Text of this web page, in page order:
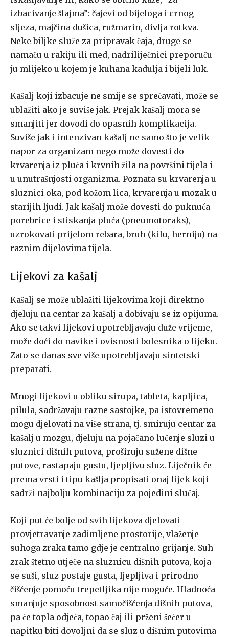
izbacivanje šlajma”: čajevi od bijeloga i crnog
sljeza, majčina dušica, ružmarin, divlja rotkva.
Neke biljke služe za pri­pravak čaja, druge se
namaču u rakiju ili med, nadriliječnici preporuču­
ju mlijeko u kojem je kuhana kadulja i bijeli luk.
Kašalj koji izbacuje ne smije se sprečavati, može se
ublažiti ako je suviše jak. Prejak kašalj mora se
smanjiti jer dovodi do opasnih kompli­kacija.
Suviše jak i intenzivan kašalj ne samo što je velik
napor za orga­nizam nego može dovesti do
krvarenja iz pluća i krvnih žila na površini tijela i
u unutrašnjosti organizma. Poznata su krvarenja u
sluznici oka, pod kožom lica, krvarenja u mozak u
starijih ljudi. Jak kašalj može do­vesti do puknuća
porebrice i stiskanja pluća (pneumotoraks),
uzrokovati prijelom rebara, bruh (kilu, herniju) na
raznim dijelovima tijela.
Lijekovi za kašalj
Kašalj se može ublažiti lijekovima koji direktno
djeluju na centar za kašalj a dobivaju se iz opijuma.
Ako se takvi lijekovi upotrebljavaju du­že vrijeme,
može doći do navike i ovisnosti bolesnika o lijeku.
Zato se danas sve više upotrebljavaju sintetski
preparati.
Mnogi lijekovi u obliku sirupa, tableta, kapljica,
pilula, sadržavaju razne sastojke, pa istovremeno
mogu djelovati na više strana, tj. smiruju centar za
kašalj u mozgu, djeluju na pojačano lučenje sluzi u
sluznici diš­nih putova, proširuju sužene dišne
putove, rastapaju gustu, ljepljivu sluz. Liječnik će
prema vrsti i tipu kašlja propisati onaj lijek koji
sadrži najbo­lju kombinaciju za pojedini slučaj.
Koji put će bolje od svih lijekova djelovati
provjetravanje zadimlje­ne prostorije, vlaženje
suhoga zraka tamo gdje je centralno grijanje. Suh
zrak štetno utječe na sluznicu dišnih putova, koja
se suši, sluz postaje gusta, ljepljiva i prirodno
čišćenje pomoću trepetljika nije moguće. Hlad­noća
smanjuje sposobnost samočišćenja dišnih putova,
pa će topla odje­ća, topao čaj ili prženi šećer u
napitku biti dovoljni da se sluz u dišnim putovima